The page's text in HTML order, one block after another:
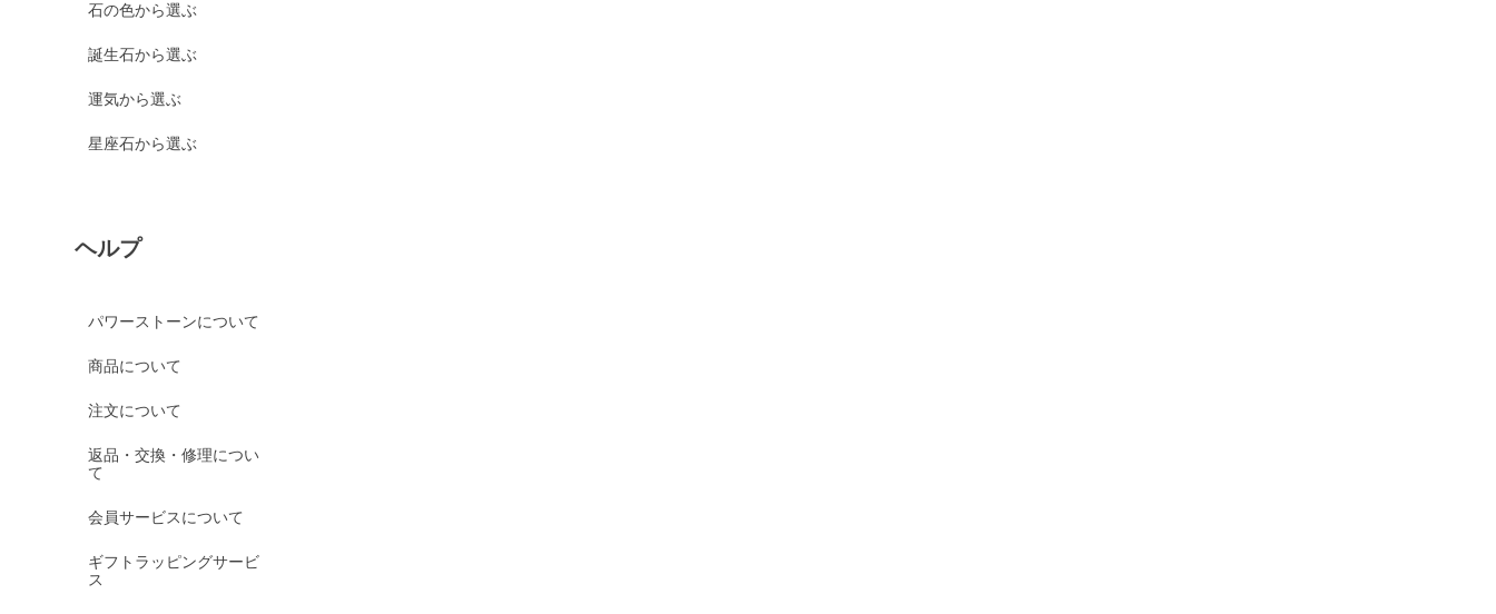
石の色から選ぶ
誕生石から選ぶ
運気から選ぶ
星座石から選ぶ
ヘルプ
パワーストーンについて
商品について
注文について
返品・交換・修理につい
て
会員サービスについて
ギフトラッピングサービ
ス